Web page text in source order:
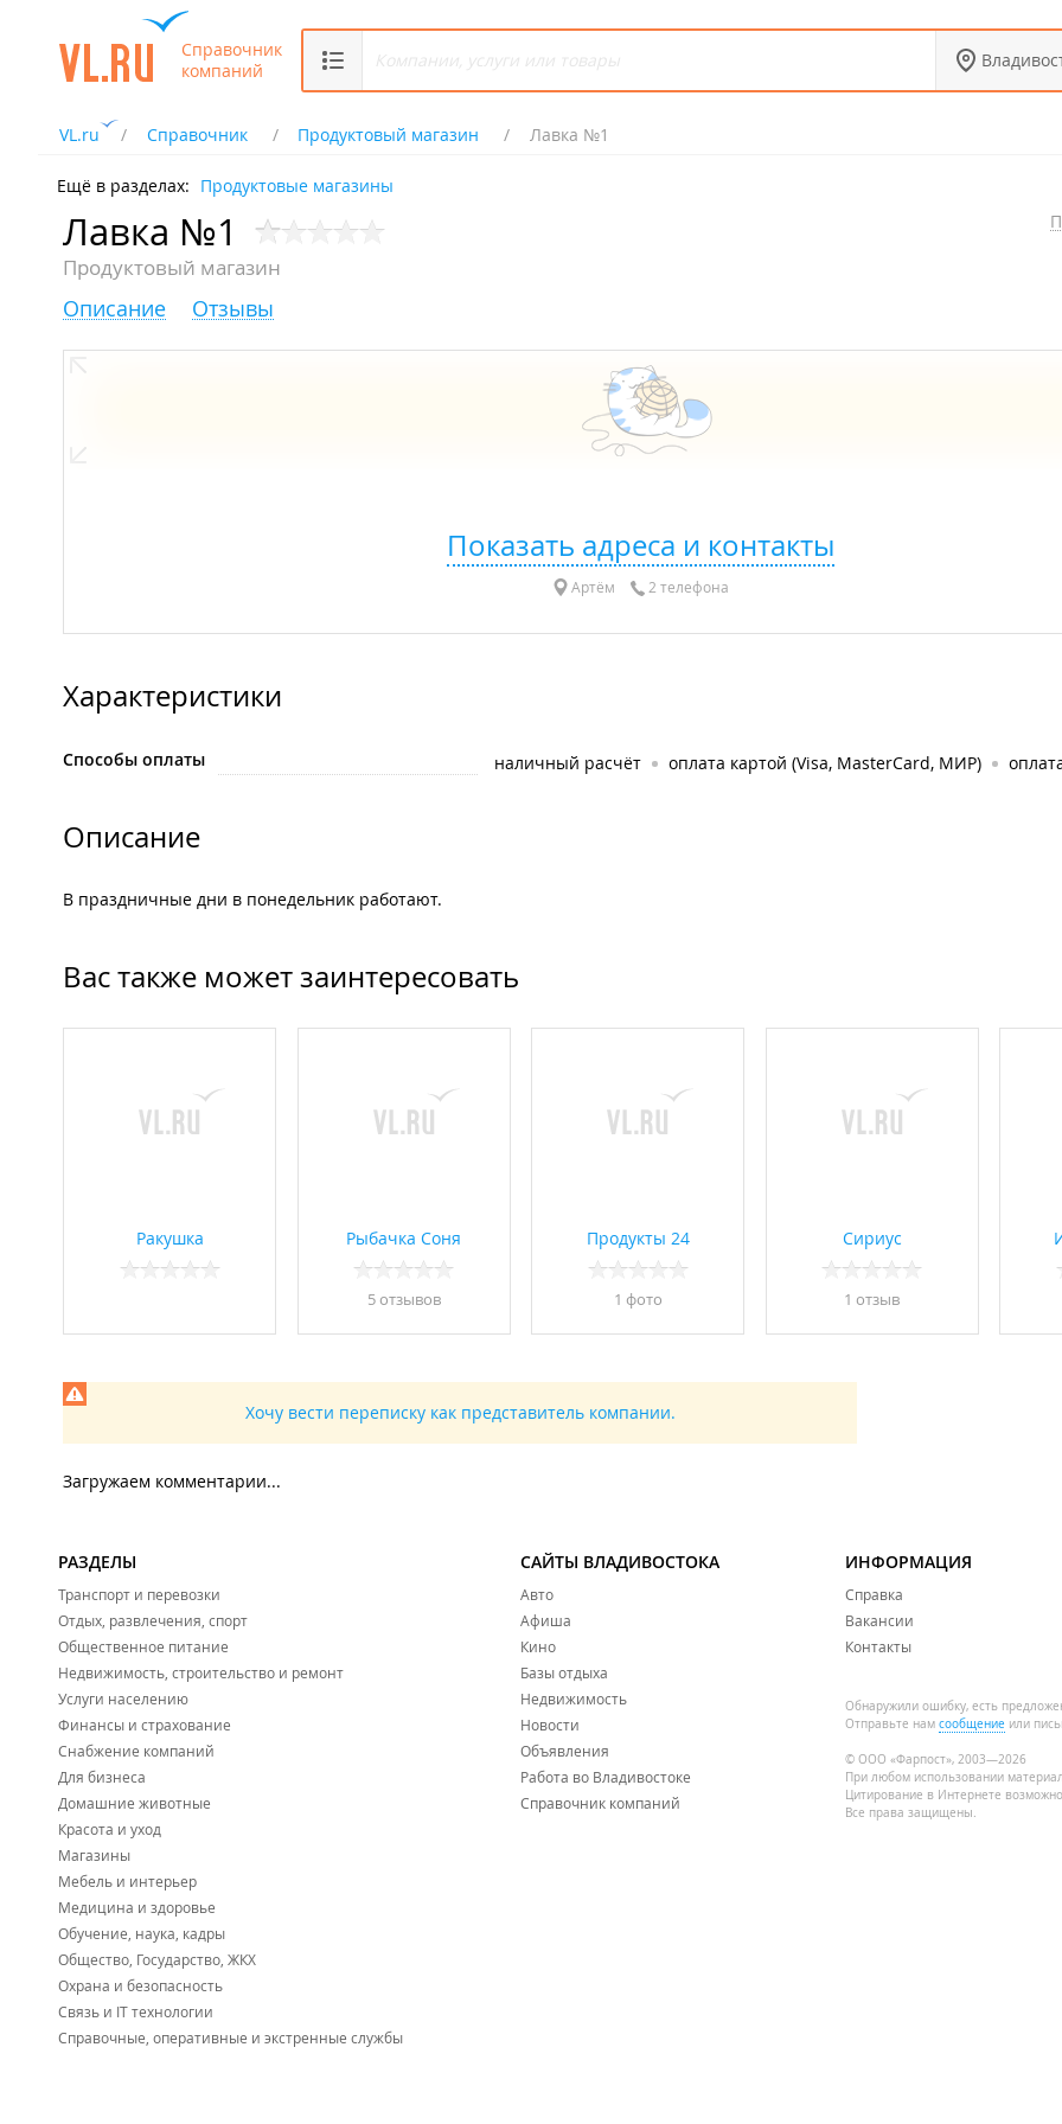
Справочник
компаний
VL.ru Справочник Продуктовый магазин Лавка №1
Ещё в разделах: Продуктовые магазины
Лавка №1
Продуктовый магазин
Описание Отзывы
Показать адреса и контакты
Артём 2 телефона
Характеристики
Способы оплаты наличный расчёт оплата картой (Visa, MasterCard, МИР)
Описание
В праздничные дни в понедельник работают.
Вас также может заинтересовать
Ракушка Рыбачка Соня
5 отзывов
Продукты 24
1 фото
Сириус
1 отзыв
Хочу вести переписку как представитель компании.
Загружаем комментарии...
РАЗДЕЛЫ
Транспорт и перевозки
Отдых, развлечения, спорт
Общественное питание
Недвижимость, строительство и ремонт
Услуги населению
Финансы и страхование
Снабжение компаний
Для бизнеса
Домашние животные
Красота и уход
Магазины
Мебель и интерьер
Медицина и здоровье
Обучение, наука, кадры
Общество, Государство, ЖКХ
Охрана и безопасность
Связь и IT технологии
Справочные, оперативные и экстренные службы
САЙТЫ ВЛАДИВОСТОКА
Авто
Афиша
Кино
Базы отдыха
Недвижимость
Новости
Объявления
Работа во Владивостоке
Справочник компаний
ИНФОРМАЦИЯ
Справка
Вакансии
Контакты
Обнаружили ошибку, есть
Отправьте нам сообщение или
© ООО «Фарпост», 2003—2026
При любом использовании
Цитирование в Интернете
Все права защищены.